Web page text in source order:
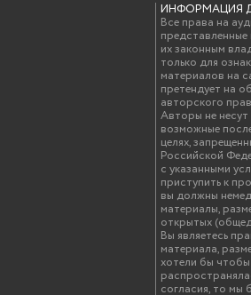
ИНФОРМАЦИЯ
Все права на
их законным
только для
материалов на
претендует на
авторского
Авторы не
возможные
целях,
Российской
с указанными
приступить к
вы должны
материалы,
открытых
Вы являетесь
материала,
хотели бы
согласия, то мы